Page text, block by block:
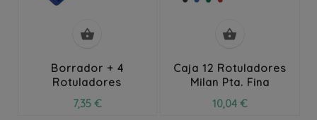

Borrador + 4
Rotuladores
7,35 €

Caja 12 Rotuladores
Milan Pta. Fina
10,04 €